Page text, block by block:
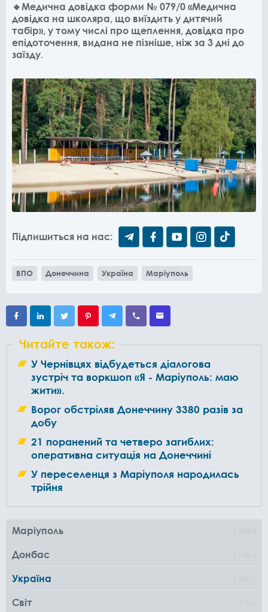
🔸Медична довідка форми № 079/0 «Медична
довідка на школяра, що виїздить у дитячий
табір», у тому числі про щеплення, довідка про
епідоточення, видана не пізніше, ніж за 3 дні до
заїзду.
Підпишиться на нас:
ВПО Донеччина Україна Маріуполь
Читайте також:
У Чернівцях відбудеться діалогова
зустріч та воркшоп «Я - Маріуполь: маю
жити».
Ворог обстріляв Донеччину 3380 разів за
добу
21 поранений та четверо загиблих:
оперативна ситуація на Донеччині
У переселенця з Маріуполя народилась
трійня
Маріуполь
Донбас
Україна
Світ